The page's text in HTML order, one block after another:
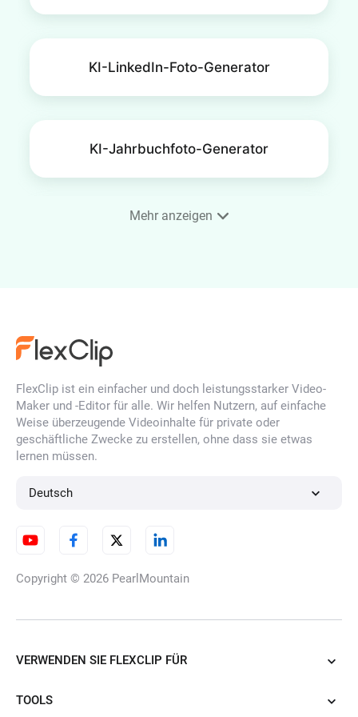
KI-LinkedIn-Foto-Generator
KI-Jahrbuchfoto-Generator
KI-Tinder-Profilfoto-Generator
Bumble-Profilbild-Generator
KI-Dating-Foto-Generator
Mehr anzeigen
FlexClip ist ein einfacher und doch leistungsstarker Video-
Maker und -Editor für alle. Wir helfen Nutzern, auf einfache
Weise überzeugende Videoinhalte für private oder
geschäftliche Zwecke zu erstellen, ohne dass sie etwas
lernen müssen.
Deutsch
Copyright © 2026 PearlMountain
VERWENDEN SIE FLEXCLIP FÜR
TOOLS